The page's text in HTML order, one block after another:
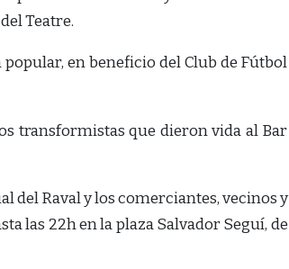
Teatre.
en beneficio del Club de Fútbol
transformistas que dieron vida al Bar
del Raval y los comerciantes, vecinos y
las 22h en la plaza Salvador Seguí, de